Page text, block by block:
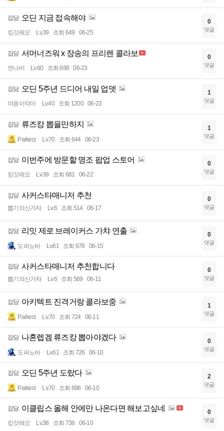
잡담 오딘 지금 접속해야
킹갓레오 Lv.39 조회 649 06-25
0
댓글
잡담 서머너즈워 x 장송의 프리렌 콜라보
연나비 Lv.60 조회 688 06-23
0
댓글
잡담 오딘 5주년 드디어 내일 업뎃
야옹이악마 Lv.40 조회 1200 06-23
1
댓글
잡담 류즈캉 뽑을만하지
Parkerz Lv.70 조회 644 06-23
1
댓글
잡담 이번주에 방문할 명조 팝업 스토어
킹갓레오 Lv.39 조회 681 06-22
0
댓글
잡담 사커스타매니저 추천
뽑기의신가쟈 Lv.6 조회 514 06-17
0
댓글
잡담 리밋 제로 브레이커스 가챠 연출
도퍼노바 Lv.61 조회 678 06-15
0
댓글
잡담 사커스타매니저 추천합니다
뽑기의신가쟈 Lv.6 조회 569 06-11
0
댓글
잡담 아키텍트 진격거랑 콜라보중
Parkerz Lv.70 조회 724 06-11
1
댓글
잡담 나혼렙겜 류즈캉 뽑아야겠다
도퍼노바 Lv.61 조회 726 06-10
0
댓글
잡담 오딘 5주년 도랐다
Parkerz Lv.70 조회 698 06-10
2
댓글
잡담 이클립스 올해 안에만 나온다면 해보고싶네
킹갓레오 Lv.38 조회 738 06-10
0
댓글